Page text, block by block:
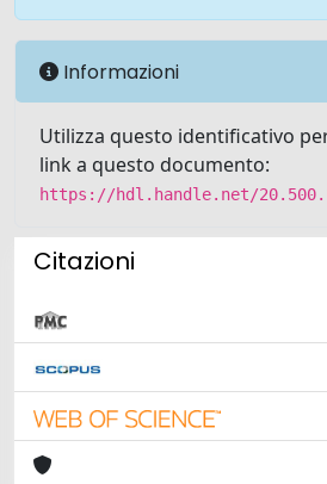
Informazioni
Utilizza questo identificativo
link a questo documento:
https://hdl.handle.net/
Citazioni